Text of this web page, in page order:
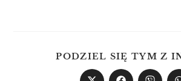
PODZIEL SIĘ TYM Z